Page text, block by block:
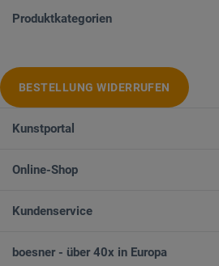
Produktkategorien
BESTELLUNG WIDERRUFEN
Kunstportal
Online-Shop
Kundenservice
boesner - über 40x in Europa